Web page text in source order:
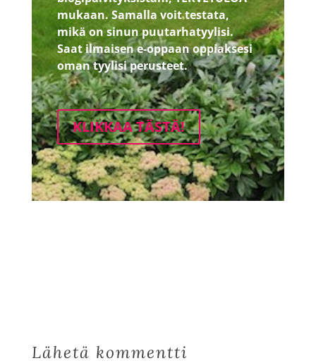
mukaan.Samalla voit testata,
mikä on sinun puutarhatyylisi.
Saat ilmaisen e-oppaan oppiaksesi
oman tyylisi perusteet.
KLIKKAA TÄSTÄ!
Lähetä kommentti